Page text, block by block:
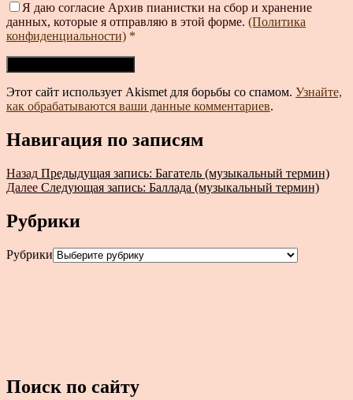
Я даю согласие Архив пианистки на сбор и хранение
данных, которые я отправляю в этой форме. (Политика
конфиденциальности) *
Этот сайт использует Akismet для борьбы со спамом. Узнайте,
как обрабатываются ваши данные комментариев.
Навигация по записям
Назад Предыдущая запись: Багатель (музыкальный термин)
Далее Следующая запись: Баллада (музыкальный термин)
Рубрики
Рубрики
Поиск по сайту